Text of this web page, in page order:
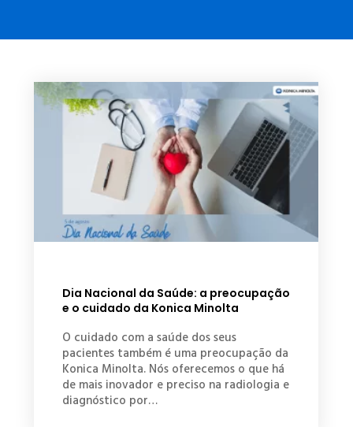
Dia Nacional da Saúde: a preocupação
e o cuidado da Konica Minolta
O cuidado com a saúde dos seus
pacientes também é uma preocupação da
Konica Minolta. Nós oferecemos o que há
de mais inovador e preciso na radiologia e
diagnóstico por…